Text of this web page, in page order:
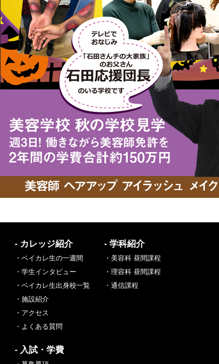
- カレッジ紹介
・ベイカレ生の一週間
・学生インタビュー
・ベイカレ生出身校一覧
・施設紹介
・アクセス
・よくある質問
- 学科紹介
・美容科 昼間課程
・理容科 昼間課程
・通信課程
- 入試・学費